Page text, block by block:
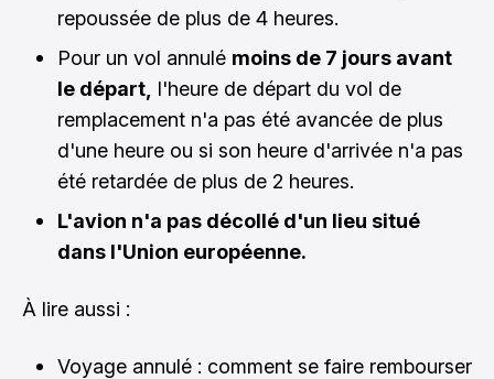
repoussée de plus de 4 heures.
Pour un vol annulé moins de 7 jours avant
le départ, l'heure de départ du vol de
remplacement n'a pas été avancée de plus
d'une heure ou si son heure d'arrivée n'a pas
été retardée de plus de 2 heures.
L'avion n'a pas décollé d'un lieu situé
dans l'Union européenne.
À lire aussi :
Voyage annulé : comment se faire rembourser